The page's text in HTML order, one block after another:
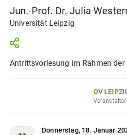
Jun.-Prof. Dr. Julia
Universität Leipzig
Antrittsvorlesung im Rahmen der
Veranstalter
OV
Donnerstag, 18. Januar